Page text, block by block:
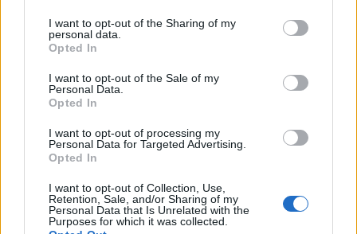
I want to opt-out of the Sharing of my
personal data.
Opted In
I want to opt-out of the Sale of my
Personal Data.
Opted In
I want to opt-out of processing my
Personal Data for Targeted Advertising.
Opted In
I want to opt-out of Collection, Use,
Retention, Sale, and/or Sharing of my
Personal Data that Is Unrelated with the
Purposes for which it was collected.